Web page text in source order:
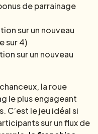
de parrainage
sur un nouveau
sur 4)
sur un nouveau
la roue
le plus engageant
C’est le jeu idéal si
sur un flux de